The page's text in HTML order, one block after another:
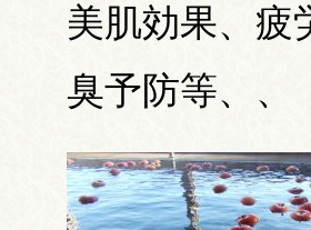
美肌効果、疲
臭予防等、 、